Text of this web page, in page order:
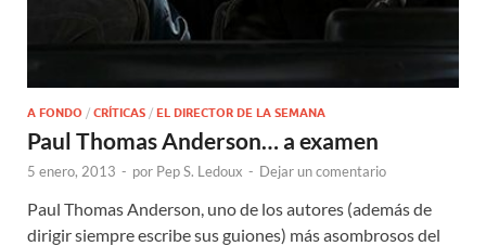
A FONDO / CRÍTICAS / EL DIRECTOR DE LA SEMANA
Paul Thomas Anderson… a examen
5 enero, 2013 - por Pep S. Ledoux - Dejar un comentario
Paul Thomas Anderson, uno de los autores (además de
dirigir siempre escribe sus guiones) más asombrosos del